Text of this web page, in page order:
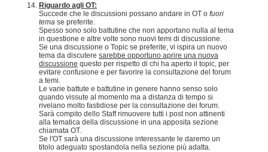
Riguardo agli OT:
Succede che le discussioni possano andare in OT o fuori
tema se preferite.
Spesso sono solo battutine che non apportano nulla al tema
in questione e altre volte sono nuovi temi di discussione.
Se una discussione o Topic se preferite, vi ispira un nuovo
tema da discutere sarebbe opportuno aprire una nuova
discussione questo per rispetto di chi ha aperto il topic, per
evitare confusione e per favorire la consultazione del forum
a temi.
Le varie battute e battutine in genere hanno senso solo
quando vissute al momento ma a distanza di tempo si
rivelano molto fastidiose per la consultazione dei forum.
Sarà compito dello Staff rimuovere tutti i post non attinenti
alla tematica della discussione in una apposita sezione
chiamata OT.
Se l'OT sarà una discussione interessante le daremo un
titolo adeguato spostandola nella sezione più adatta.